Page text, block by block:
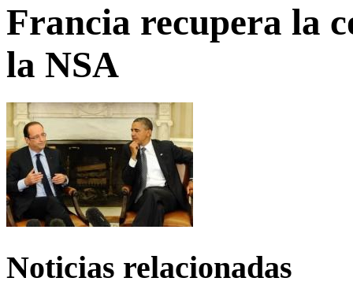
Francia recupera la
la NSA
Noticias relacionadas